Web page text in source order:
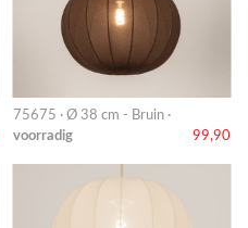
75675 · Ø 38 cm - Bruin ·
voorradig
99,90